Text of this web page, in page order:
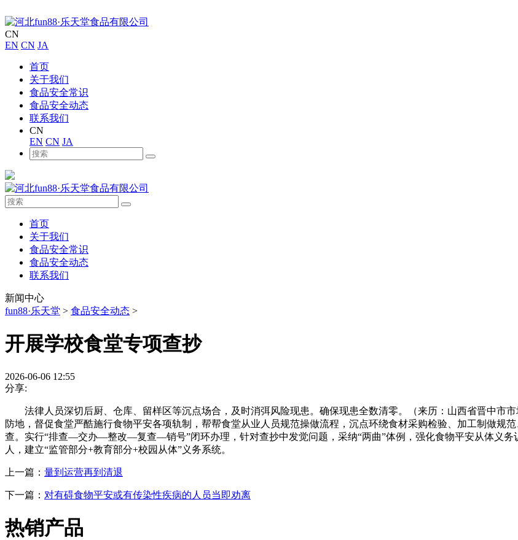
CN
EN CN JA
首页
关于我们
食品安全常识
食品安全动态
联系我们
CN
EN CN JA
首页
关于我们
食品安全常识
食品安全动态
联系我们
新闻中心
fun88·乐天堂 > 食品安全动态 >
开展学校食堂专项查抄
2026-06-06 12:55
分享:
法律人员深切后厨、仓库、留样区等沉点场合，及时消弭风险现患。确保现患全数清零。（来历：山西省晋中市
防地，督促食堂严酷施行食物平安各项轨制，帮帮食堂从业人员规范操做流程，沉点环绕食材采购检验、加工制做规
查。实行“排查—交办—整改—复查—销号”闭环办理，针对查抄中发觉问题，采纳“两曲”体例，强化食物平安从体义务
人，建立“监管部分+教育部分+校园从体”义务系统。
上一篇： 量到运营再到清退
下一篇： 对有碍食物平安或有传染性疾病的人员当即劝离
热销产品